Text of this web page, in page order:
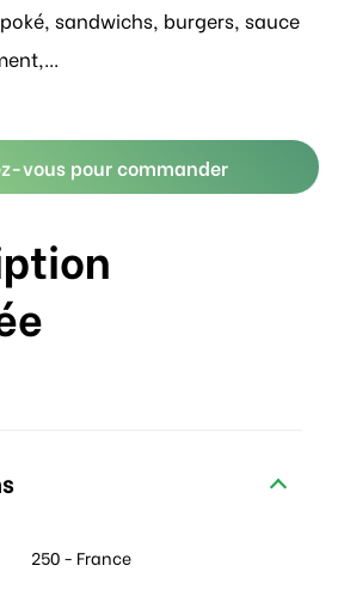
sandwichs, burgers, sauce
vous pour commander
250 - France